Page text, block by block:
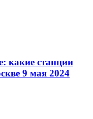
какие станции
9 мая 2024